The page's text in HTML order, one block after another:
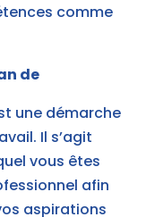
comme
de
une démarche
Il s’agit
vous êtes
afin
aspirations